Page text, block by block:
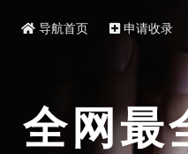
导航首页 申请收录
全网最